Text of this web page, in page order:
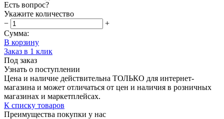
Есть вопрос?
Укажите количество
−
+
Сумма:
В корзину
Заказ в 1 клик
Под заказ
Узнать о поступлении
Цена и наличие действительна ТОЛЬКО для интернет-
магазина и может отличаться от цен и наличия в розничных
магазинах и маркетплейсах.
К списку товаров
Преимущества покупки у нас